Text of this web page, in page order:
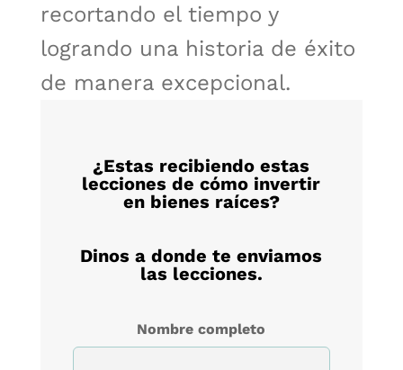
recortando el tiempo y
logrando una historia de éxito
de manera excepcional.
¿Estas recibiendo estas
lecciones de cómo invertir
en bienes raíces?
Dinos a donde te enviamos
las lecciones.
Nombre completo